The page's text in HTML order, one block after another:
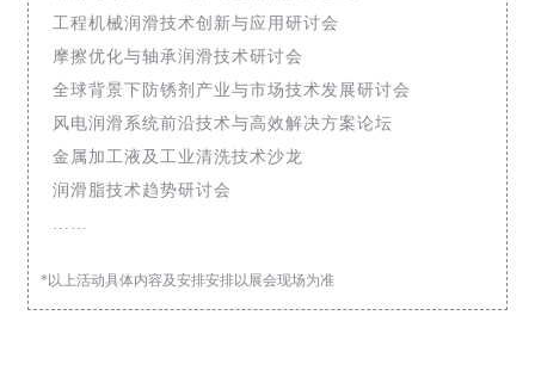
工程机械润滑技术创新与应用研讨会
摩擦优化与轴承润滑技术研讨会
全球背景下防锈剂产业与市场技术发展研讨会
风电润滑系统前沿技术与高效解决方案论坛
金属加工液及工业清洗技术沙龙
润滑脂技术趋势研讨会
*以上活动具体内容及安排安排以展会现场为准